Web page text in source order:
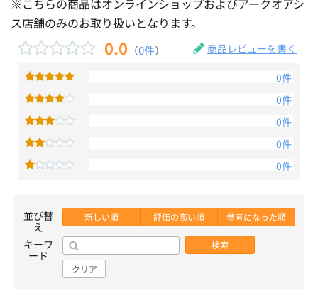
※こちらの商品はオンラインショップおよびアークオアシ
ス店舗のみのお取り扱いとなります。
0.0 （0件） 商品レビューを書く
0件
0件
0件
0件
0件
並び替
え
新しい順 評価の高い順 参考になった順
キーワ
ード
検索
クリア